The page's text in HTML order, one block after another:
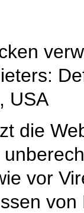
USA
die
vor